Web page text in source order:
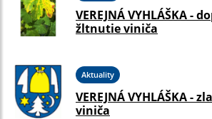
VEREJNÁ VYHLÁŠKA -
žltnutie viniča
Aktuality
VEREJNÁ VYHLÁŠKA -
viniča